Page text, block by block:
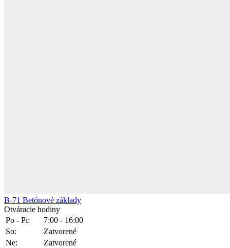
B-71 Betónové základy
Otváracie hodiny
Po - Pi:
7:00 - 16:00
So:
Zatvorené
Ne:
Zatvorené